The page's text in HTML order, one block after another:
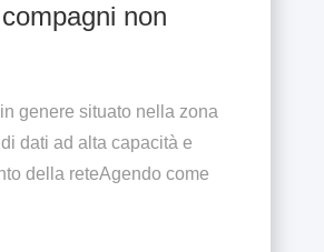
non
genere situato nella zona
dati ad alta capacità e
della reteAgendo come